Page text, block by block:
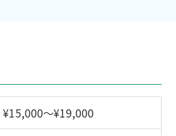
¥15,000～¥19,000